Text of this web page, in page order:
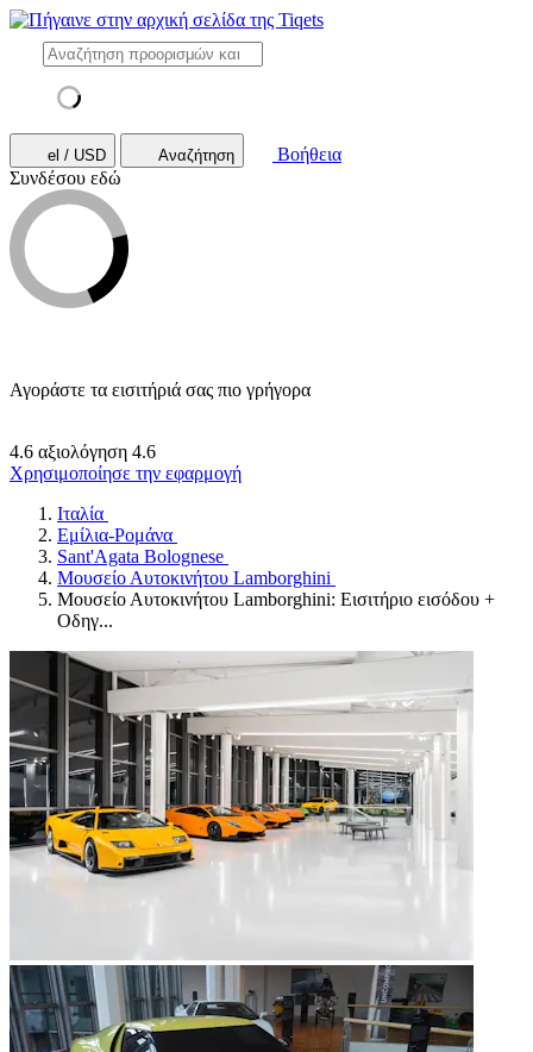
el / USD Αναζήτηση
Βοήθεια
Συνδέσου εδώ
Αγοράστε τα εισιτήριά σας πιο γρήγορα
4.6 αξιολόγηση 4.6
Χρησιμοποίησε την εφαρμογή
Ιταλία
Εμίλια-Ρομάνα
Sant'Agata Bolognese
Μουσείο Αυτοκινήτου Lamborghini
Μουσείο Αυτοκινήτου Lamborghini: Εισιτήριο εισόδου +
Οδηγ...